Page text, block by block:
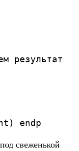
результат
) endp
све­жень­кой